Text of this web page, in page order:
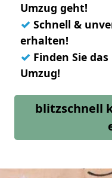
Umzug geht!
✓ Schnell &
erhalten!
✓ Finden Sie
Umzug!
blitzschnell